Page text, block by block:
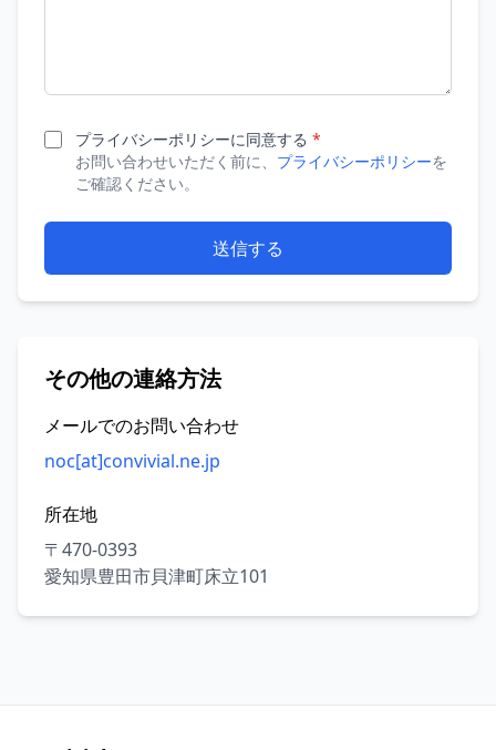
プライバシーポリシーに同意する *
お問い合わせいただく前に、 プライバシーポリシーを
ご確認ください。
送信する
その他の連絡方法
メールでのお問い合わせ
noc[at]convivial.ne.jp
所在地
〒470-0393
愛知県豊田市貝津町床立101